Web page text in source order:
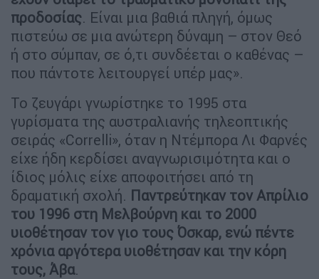
προδοσίας. Είναι μια βαθιά πληγή, όμως
πιστεύω σε μια ανώτερη δύναμη – στον Θεό
ή στο σύμπαν, σε ό,τι συνδέεται ο καθένας –
που πάντοτε λειτουργεί υπέρ μας».
Το ζευγάρι γνωρίστηκε το 1995 στα
γυρίσματα της αυστραλιανής τηλεοπτικής
σειράς «Correlli», όταν η Ντέμπορα Λι Φαρνές
είχε ήδη κερδίσει αναγνωρισιμότητα και ο
ίδιος μόλις είχε αποφοιτήσει από τη
δραματική σχολή. Παντρεύτηκαν τον Απρίλιο
του 1996 στη Μελβούρνη και το 2000
υιοθέτησαν τον γιο τους Όσκαρ, ενώ πέντε
χρόνια αργότερα υιοθέτησαν και την κόρη
τους, Άβα.